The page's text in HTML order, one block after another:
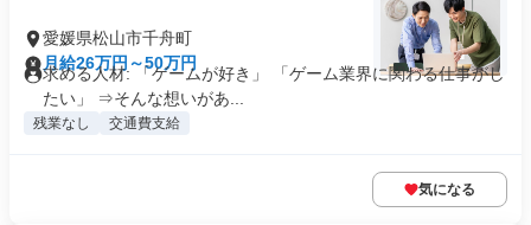
愛媛県松山市千舟町
月給26万円～50万円
求める人材: 「ゲームが好き」 「ゲーム業界に関わる仕事がし
たい」 ⇒そんな想いがあ...
残業なし 交通費支給
気になる